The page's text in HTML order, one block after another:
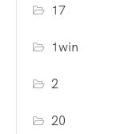
17
1win
2
20